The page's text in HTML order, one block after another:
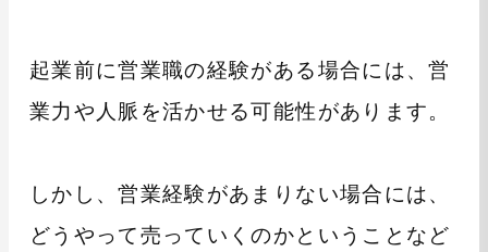
起業前に営業職の経験がある場合には、営
業力や人脈を活かせる可能性があります。
しかし、営業経験があまりない場合には、
どうやって売っていくのかということなど